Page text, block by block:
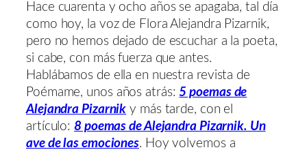
Hace cuarenta y ocho años se apagaba, tal día
como hoy, la voz de Flora Alejandra Pizarnik,
pero no hemos dejado de escuchar a la poeta,
si cabe, con más fuerza que antes.
Hablábamos de ella en nuestra revista de
Poémame, unos años atrás:5 poemas de
Alejandra Pizarnik y más tarde, con el
artículo:8 poemas de Alejandra Pizarnik. Un
ave de las emociones. Hoy volvemos a